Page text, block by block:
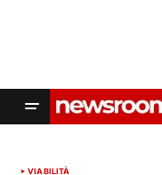
VIABILITÀ